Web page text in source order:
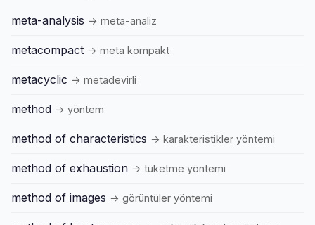
meta-analysis → meta-analiz
metacompact → meta kompakt
metacyclic → metadevirli
method → yöntem
method of characteristics → karakteristikler yöntemi
method of exhaustion → tüketme yöntemi
method of images → görüntüler yöntemi